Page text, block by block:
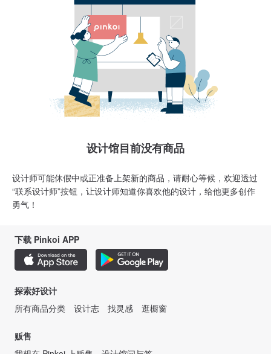
设计馆目前没有商品
设计师可能休假中或正准备上架新的商品，请耐心等候，欢迎透过
“联系设计师”按钮，让设计师知道你喜欢他的设计，给他更多创作
勇气！
下载 Pinkoi APP
探索好设计
所有商品分类
设计志 找灵感 逛橱窗
贩售